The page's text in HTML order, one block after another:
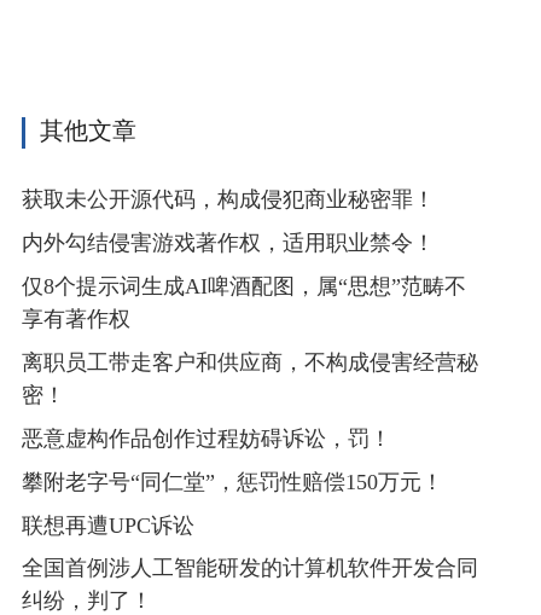
其他文章
获取未公开源代码，构成侵犯商业秘密罪！
内外勾结侵害游戏著作权，适用职业禁令！
仅8个提示词生成AI啤酒配图，属“思想”范畴不
享有著作权
离职员工带走客户和供应商，不构成侵害经营秘
密！
恶意虚构作品创作过程妨碍诉讼，罚！
攀附老字号“同仁堂”，惩罚性赔偿150万元！
联想再遭UPC诉讼
全国首例涉人工智能研发的计算机软件开发合同
纠纷，判了！